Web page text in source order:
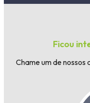
Ficou
Chame um de